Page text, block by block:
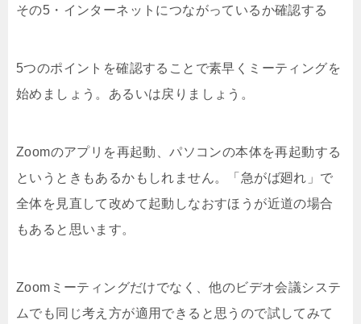
その5・インターネットにつながっているか確認する
5つのポイントを確認することで素早くミーティングを
始めましょう。あるいは戻りましょう。
Zoomのアプリを再起動、パソコンの本体を再起動する
というときもあるかもしれません。「急がば廻れ」で
全体を見直して改めて起動しなおすほうが近道の場合
もあると思います。
Zoomミーティングだけでなく、他のビデオ会議システ
ムでも同じ考え方が適用できると思うので試してみて